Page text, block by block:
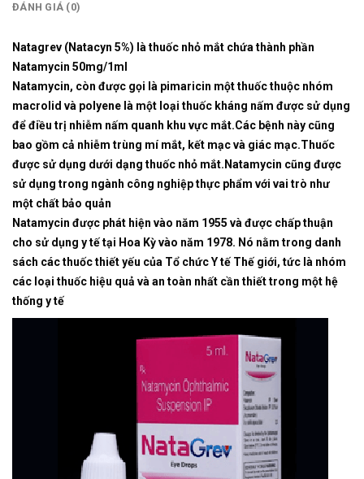
ĐÁNH GIÁ (0)
Natagrev (Natacyn 5%) là thuốc nhỏ mắt chứa thành phần
Natamycin 50mg/1ml
Natamycin, còn được gọi là pimaricin một thuốc thuộc nhóm
macrolid và polyene là một loại thuốc kháng nấm được sử dụng
để điều trị nhiễm nấm quanh khu vực mắt.Các bệnh này cũng
bao gồm cả nhiễm trùng mí mắt, kết mạc và giác mạc.Thuốc
được sử dụng dưới dạng thuốc nhỏ mắt.Natamycin cũng được
sử dụng trong ngành công nghiệp thực phẩm với vai trò như
một chất bảo quản
Natamycin được phát hiện vào năm 1955 và được chấp thuận
cho sử dụng y tế tại Hoa Kỳ vào năm 1978. Nó nằm trong danh
sách các thuốc thiết yếu của Tổ chức Y tế Thế giới, tức là nhóm
các loại thuốc hiệu quả và an toàn nhất cần thiết trong một hệ
thống y tế